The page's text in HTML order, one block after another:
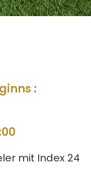
:
mit Index 24